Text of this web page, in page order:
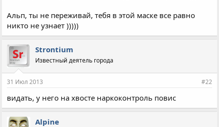
Альп, ты не переживай, тебя в этой маске все равно
никто не узнает )))))
Strontium
Известный деятель города
31 Июл 2013 #22
видать, у него на хвосте наркоконтроль повис
Alpine